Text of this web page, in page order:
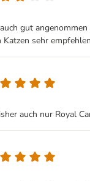
gut
sehr
auch nur Royal